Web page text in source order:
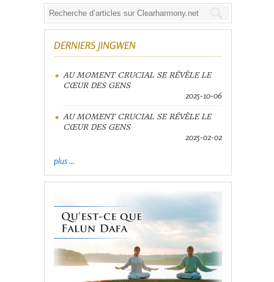
DERNIERS JINGWEN
AU MOMENT CRUCIAL SE RÉVÈLE LE
CŒUR DES GENS
2025-10-06
AU MOMENT CRUCIAL SE RÉVÈLE LE
CŒUR DES GENS
2025-02-02
plus ...